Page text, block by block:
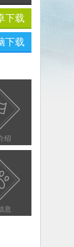
下载
下载
绍
息